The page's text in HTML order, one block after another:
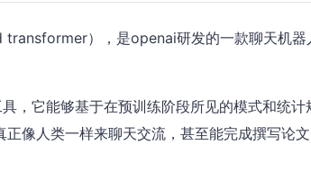
），是openai研发的一款聊天机器
，它能够基于在预训练阶段所见的模式和统计
像人类一样来聊天交流，甚至能完成撰写论